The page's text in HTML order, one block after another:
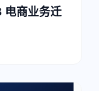
电商业务迁